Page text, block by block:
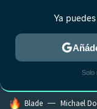
ESTRENOS
HOY SE HABLA DE
Blade Michael
Ya
Solo